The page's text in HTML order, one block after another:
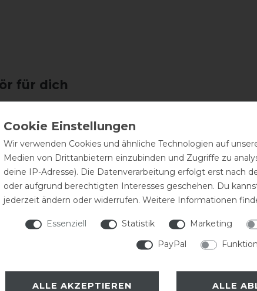
für dich
Wir verwenden Cookies und ähnliche Technologien auf
Medien von Drittanbietern einzubinden und Zugriffe zu
deine IP-Adresse). Die Datenverarbeitung erfolgt erst nach
oder aufgrund berechtigten Interesses geschehen. Du
jederzeit ändern oder widerrufen. Weitere Informationen
Essenziell Statistik Marketing
PayPal
ALLE AKZEPTIEREN ALLE